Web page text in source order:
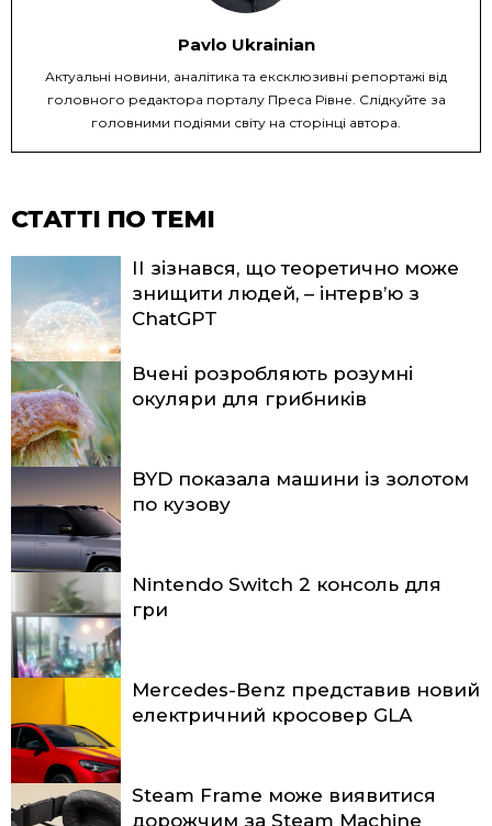
Pavlo Ukrainian
Актуальні новини, аналітика та ексклюзивні репортажі від
головного редактора порталу Преса Рівне. Слідкуйте за
головними подіями світу на сторінці автора.
СТАТТІ ПО ТЕМІ
ІІ зізнався, що теоретично може
знищити людей, – інтерв’ю з
ChatGPT
Вчені розробляють розумні
окуляри для грибників
BYD показала машини із золотом
по кузову
Nintendo Switch 2 консоль для
гри
Mercedes-Benz представив новий
електричний кросовер GLA
Steam Frame може виявитися
дорожчим за Steam Machine